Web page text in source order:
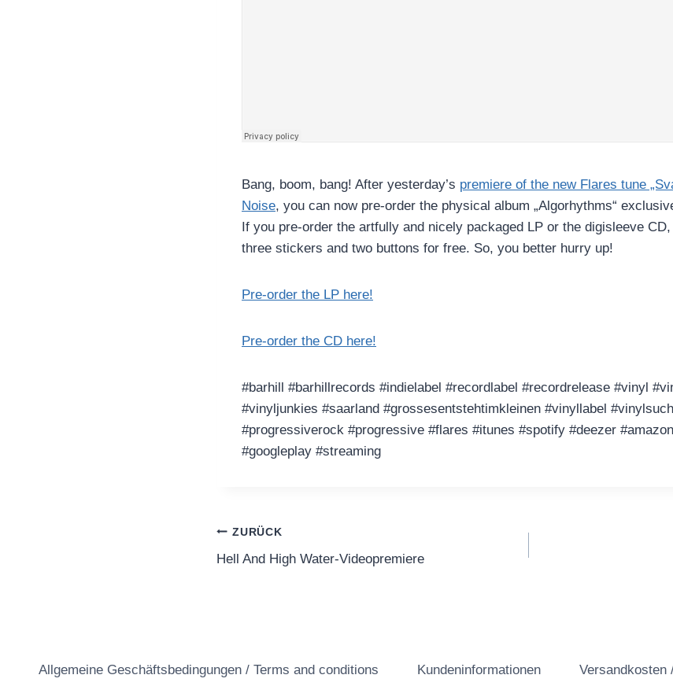
Bang, boom, bang! After yesterday’s premiere of the new Flares tune
Noise, you can now pre-order the physical album „Algorhythms“
If you pre-order the artfully and nicely packaged LP or the digisleeve
three stickers and two buttons for free. So, you better hurry up!
Pre-order the LP here!
Pre-order the CD here!
#barhill #barhillrecords #indielabel #recordlabel #recordrelease #vinyl
#vinyljunkies #saarland #grossesentstehtimkleinen #vinyllabel
#progressiverock #progressive #flares #itunes #spotify #deezer
#googleplay #streaming
Beitragsnavigation
ZURÜCK
Hell And High Water-Videopremiere
Allgemeine Geschäftsbedingungen / Terms and conditions Kundeninformationen Versandkosten